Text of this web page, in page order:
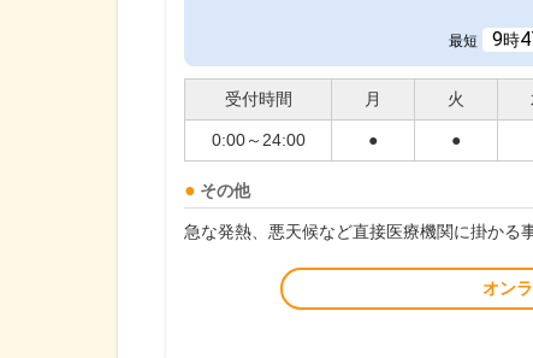
最短 9時
受付時間 月 火
0:00～24:00 ● ●
その他
急な発熱、悪天候など直接医療機関に掛かる
オン